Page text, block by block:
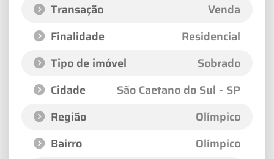
Transação
Venda
Finalidade
Residencial
Tipo de imóvel
Sobrado
Cidade
São Caetano do Sul - SP
Região
Olímpico
Bairro
Olímpico